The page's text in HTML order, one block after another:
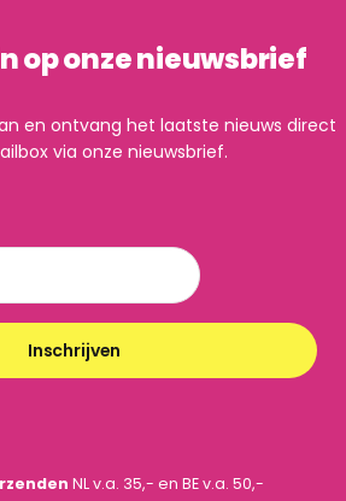
op onze nieuwsbrief
en ontvang het laatste nieuws direct
via onze nieuwsbrief.
Inschrijven
NL v.a. 35,- en BE v.a. 50,-